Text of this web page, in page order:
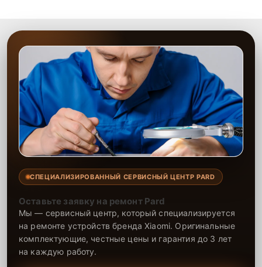
СПЕЦИАЛИЗИРОВАННЫЙ СЕРВИСНЫЙ ЦЕНТР PARD
Оставьте заявку на ремонт Pard
Мы — сервисный центр, который специализируется
на ремонте устройств бренда Xiaomi. Оригинальные
комплектующие, честные цены и гарантия до 3 лет
на каждую работу.